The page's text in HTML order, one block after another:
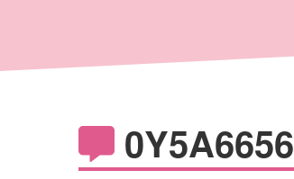
0Y5A6656